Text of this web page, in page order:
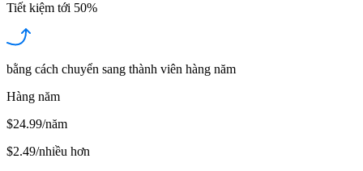
Tiết kiệm tới 50%
bằng cách chuyển sang thành viên hàng năm
Hàng năm
$24.99/năm
$2.49/nhiều hơn